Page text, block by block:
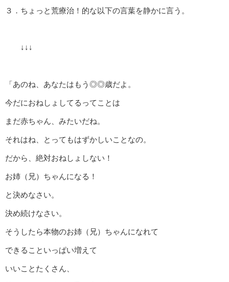
３．ちょっと荒療治！的な以下の言葉を静かに言う。
↓↓↓
「あのね、あなたはもう◎◎歳だよ。
今だにおねしょしてるってことは
まだ赤ちゃん、みたいだね。
それはね、とってもはずかしいことなの。
だから、絶対おねしょしない！
お姉（兄）ちゃんになる！
と決めなさい。
決め続けなさい。
そうしたら本物のお姉（兄）ちゃんになれて
できることいっぱい増えて
いいことたくさん、